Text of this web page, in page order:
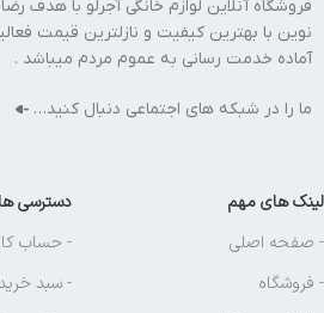
فروشگاه آنلاین لوازم خانگی آجرلو با هدف
نوین با بهترین کیفیت و نازلترین قیمت
آماده خدمت رسانی به عموم مردم میباشد .
ما را در شبکه های اجتماعی دنبال کنید…
لینک های مهم
- صفحه اصلی
- فروشگاه
دسترسی
- حساب
- سبد